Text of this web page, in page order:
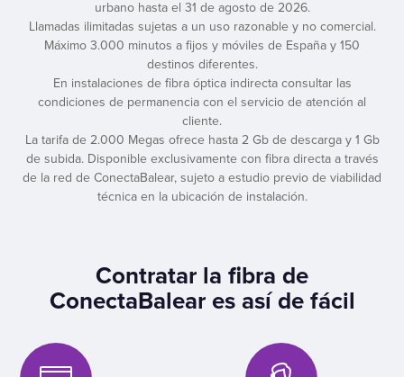
urbano hasta el 31 de agosto de 2026.
Llamadas ilimitadas sujetas a un uso razonable y no comercial.
Máximo 3.000 minutos a fijos y móviles de España y 150
destinos diferentes.
En instalaciones de fibra óptica indirecta consultar las
condiciones de permanencia con el servicio de atención al
cliente.
La tarifa de 2.000 Megas ofrece hasta 2 Gb de descarga y 1 Gb
de subida. Disponible exclusivamente con fibra directa a través
de la red de ConectaBalear, sujeto a estudio previo de viabilidad
técnica en la ubicación de instalación.
Contratar la fibra de
ConectaBalear es así de fácil